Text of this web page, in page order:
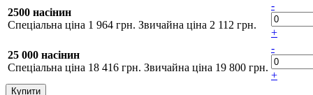
2500 насінин
Спеціальна ціна 1 964 грн. Звичайна ціна 2 112 грн.
-
+
25 000 насінин
Спеціальна ціна 18 416 грн. Звичайна ціна 19 800 грн.
-
+
Купити